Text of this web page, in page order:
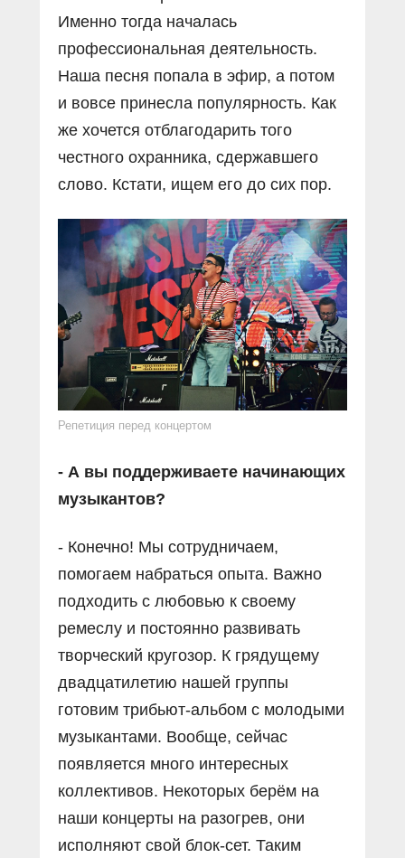
Именно тогда началась
профессиональная деятельность.
Наша песня попала в эфир, а потом
и вовсе принесла популярность. Как
же хочется отблагодарить того
честного охранника, сдержавшего
слово. Кстати, ищем его до сих пор.
Репетиция перед концертом
- А вы поддерживаете начинающих
музыкантов?
- Конечно! Мы сотрудничаем,
помогаем набраться опыта. Важно
подходить с любовью к своему
ремеслу и постоянно развивать
творческий кругозор. К грядущему
двадцатилетию нашей группы
готовим трибьют-альбом с молодыми
музыкантами. Вообще, сейчас
появляется много интересных
коллективов. Некоторых берём на
наши концерты на разогрев, они
исполняют свой блок-сет. Таким